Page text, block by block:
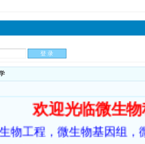
欢迎光临微生
工程，微生物基因组